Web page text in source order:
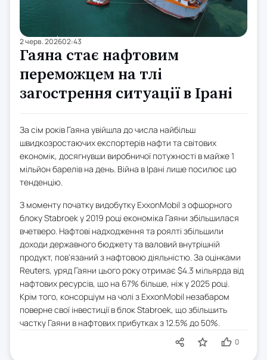
2 черв. 202602:43
Гаяна стає нафтовим
переможцем на тлі
загострення ситуації в Ірані
За сім років Гаяна увійшла до числа найбільш
швидкозростаючих експортерів нафти та світових
економік, досягнувши виробничої потужності в майже 1
мільйон барелів на день. Війна в Ірані лише посилює цю
тенденцію.
З моменту початку видобутку ExxonMobil з офшорного
блоку Stabroek у 2019 році економіка Гаяни збільшилася
вчетверо. Нафтові надходження та роялті збільшили
доходи державного бюджету та валовий внутрішній
продукт, пов'язаний з нафтовою діяльністю. За оцінками
Reuters, уряд Гаяни цього року отримає $4.3 мільярда від
нафтових ресурсів, що на 67% більше, ніж у 2025 році.
Крім того, консорціум на чолі з ExxonMobil незабаром
поверне свої інвестиції в блок Stabroek, що збільшить
частку Гаяни в нафтових прибутках з 12.5% до 50%.
0